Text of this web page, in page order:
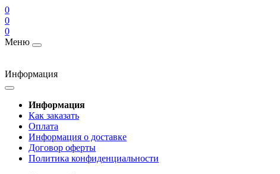
0
0
0
Меню
Информация
Информация
Как заказать
Оплата
Информация о доставке
Договор оферты
Политика конфиденциальности